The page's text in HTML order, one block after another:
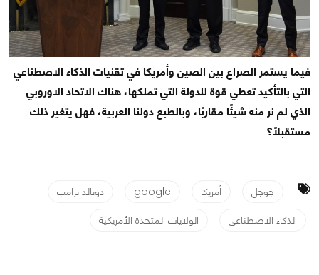
فيما يستمر الصراع بين الصين وأمريكا في تقنيات الذكاء الاصطناعي
التي بالتأكيد تعطي قوة للدولة التي تملكها، هناك الاتحاد الاوروبي
الذي لم نر منه شيئًا مقاربًا، وبالطبع دولنا العربية، فهل يتغير ذلك
مستقبلًا؟
جوجل أمريكا google
دونالد ترامب
الذكاء الاصطناعي
الولايات المتحدة الأمريكية